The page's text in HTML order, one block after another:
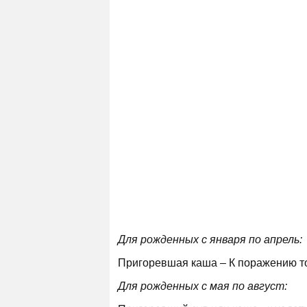
Для рожденных с января по апрель:
Пригоревшая каша – К поражению
Для рожденных с мая по август: